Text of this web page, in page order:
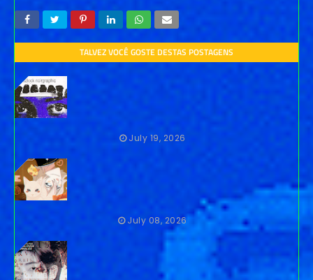
TALVEZ VOCÊ GOSTE DESTAS POSTAGENS
July 19, 2026
July 08, 2026